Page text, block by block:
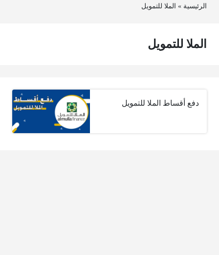
الرئيسية » الملا للتمويل
الملا للتمويل
دفع أقساط الملا للتمويل